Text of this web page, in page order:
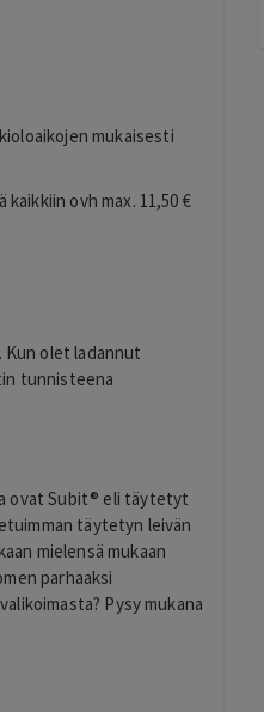
mukaisesti
ovh max. 11,50 €
olet ladannut
tunnisteena
ovat Subit® eli täytetyt
täytetyn leivän
mielensä mukaan
parhaaksi
Pysy mukana